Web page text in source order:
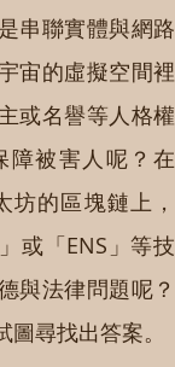
串聯實體與網路
宙的虛擬空間裡
或名譽等人格權
障被害人呢？在
坊的區塊鏈上，
或「ENS」等技
與法律問題呢？
尋找出答案。